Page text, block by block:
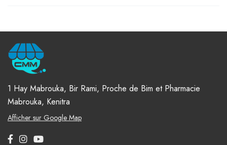
1 Hay Mabrouka, Bir Rami, Proche de Bim et Pharmacie
Mabrouka, Kenitra
Afficher sur Google Map